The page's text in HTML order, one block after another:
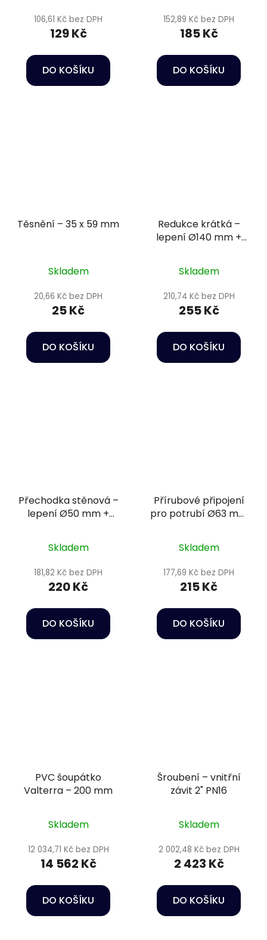
106,61 Kč bez DPH
129 Kč
DO KOŠÍKU
152,89 Kč bez DPH
185 Kč
DO KOŠÍKU
Těsnění – 35 x 59 mm
Skladem
20,66 Kč bez DPH
25 Kč
DO KOŠÍKU
Redukce krátká –
lepení Ø140 mm +
Skladem
210,74 Kč bez DPH
255 Kč
DO KOŠÍKU
Přechodka stěnová –
lepení Ø50 mm +
Skladem
181,82 Kč bez DPH
220 Kč
DO KOŠÍKU
Přírubové připojení
pro potrubí Ø63 mm
Skladem
177,69 Kč bez DPH
215 Kč
DO KOŠÍKU
PVC šoupátko
Valterra – 200 mm
Skladem
12 034,71 Kč bez DPH
14 562 Kč
DO KOŠÍKU
Šroubení – vnitřní
závit 2" PN16
Skladem
2 002,48 Kč bez DPH
2 423 Kč
DO KOŠÍKU